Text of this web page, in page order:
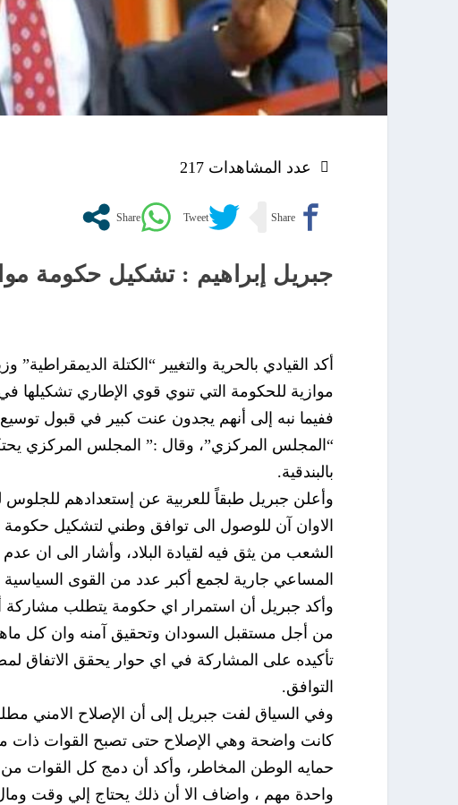
عدد المشاهدات 217
جبريل إبراهيم : تشكيل حكومة
أكد القيادي بالحرية والتغيير “الكتلة
موازية للحكومة التي تنوي قوي الإطاري تشكيلها
ففيما نبه إلى أنهم يجدون عنت كبير في قبول
“المجلس المركزي”، وقال :” المجلس المركزي
بالبندقية.
وأعلن جبريل طبقاً للعربية عن إستعدادهم
الاوان آن للوصول الى توافق وطني لتشكيل حكومة
الشعب من يثق فيه لقيادة البلاد، وأشار الى ان
المساعي جارية لجمع أكبر عدد من القوى
وأكد جبريل أن استمرار اي حكومة يتطلب مشاركة
من أجل مستقبل السودان وتحقيق آمنه وان كل
تأكيده على المشاركة في اي حوار يحقق الاتفاق
التوافق.
وفي السياق لفت جبريل إلى أن الإصلاح الامني
كانت واضحة وهي الإصلاح حتى تصبح القوات ذات
حمايه الوطن المخاطر، وأكد أن دمج كل القوات
واحدة مهم ، واضاف الا أن ذلك يحتاج إلي وقت